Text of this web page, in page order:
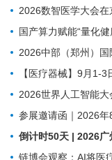
2026数智医学大会在京
国产算力赋能“量化健康
2026中部（郑州）国际
【医疗器械】9月1-3
2026世界人工智能大会释
参展邀请函｜2026年8月
倒计时50天 | 2026广州医
链博会观察：AI将医